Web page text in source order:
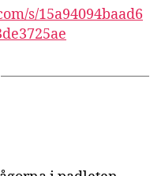
s/15a94094baad6